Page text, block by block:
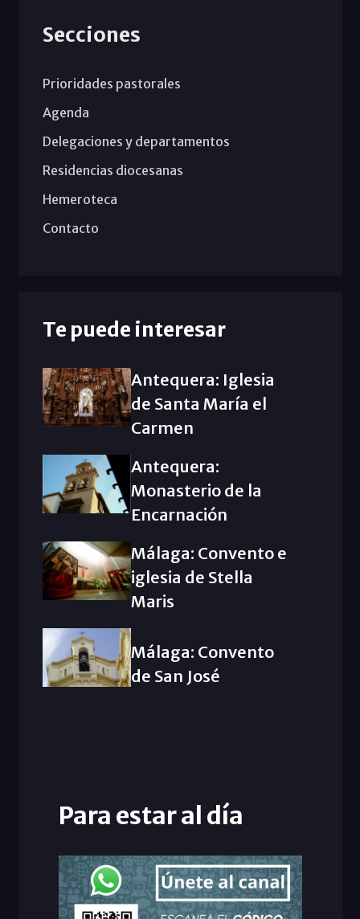
Secciones
Prioridades pastorales
Agenda
Delegaciones y departamentos
Residencias diocesanas
Hemeroteca
Contacto
Te puede interesar
Antequera: Iglesia
de Santa María el
Carmen
Antequera:
Monasterio de la
Encarnación
Málaga: Convento e
iglesia de Stella
Maris
Málaga: Convento
de San José
Para estar al día